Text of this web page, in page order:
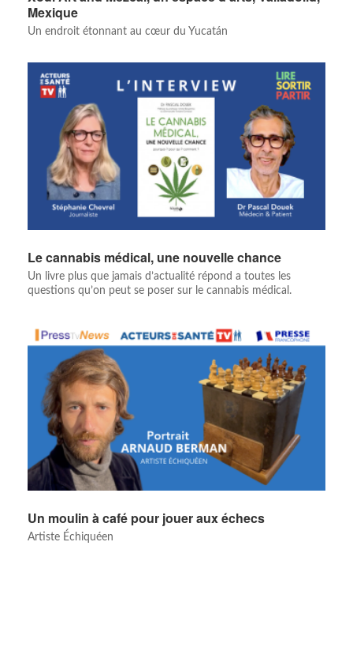
Mexique
Un endroit étonnant au cœur du Yucatán
Le cannabis médical, une nouvelle chance
Un livre plus que jamais d’actualité répond a toutes les
questions qu’on peut se poser sur le cannabis médical.
Un moulin à café pour jouer aux échecs
Artiste Échiquéen